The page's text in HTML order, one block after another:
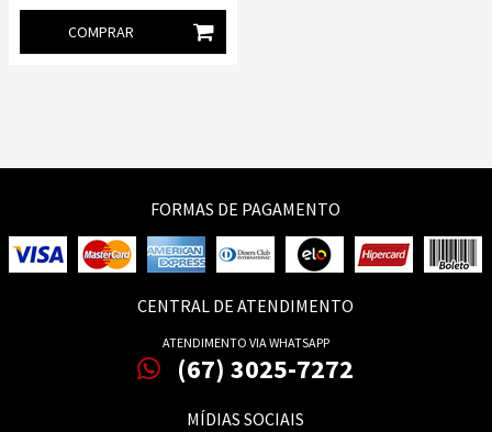
COMPRAR
FORMAS DE PAGAMENTO
CENTRAL DE ATENDIMENTO
ATENDIMENTO VIA WHATSAPP
(67) 3025-7272
MÍDIAS SOCIAIS